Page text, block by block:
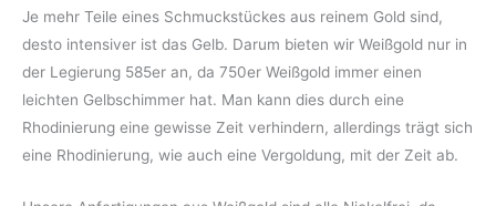
Je mehr Teile eines Schmuckstückes aus reinem Gold sind,
desto intensiver ist das Gelb. Darum bieten wir Weißgold nur in
der Legierung 585er an, da 750er Weißgold immer einen
leichten Gelbschimmer hat. Man kann dies durch eine
Rhodinierung eine gewisse Zeit verhindern, allerdings trägt sich
eine Rhodinierung, wie auch eine Vergoldung, mit der Zeit ab.